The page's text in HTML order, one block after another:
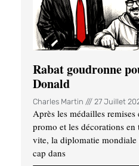
Rabat goudronne
Donald
Charles Martin 27 Juillet
Après les médailles remises
promo et les décorations
vite, la diplomatie
cap dans